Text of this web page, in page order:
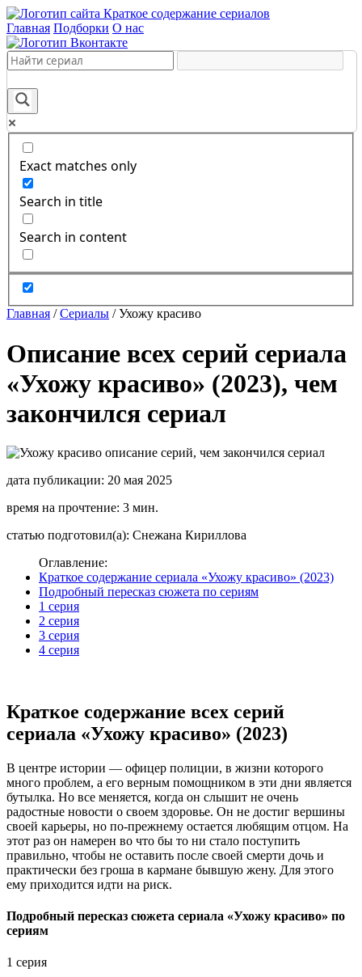
Краткое содержание сериалов
Главная Подборки О нас
Exact matches only
Search in title
Search in content
Главная /Сериалы /Ухожу красиво
Описание всех серий сериала
«Ухожу красиво» (2023), чем
закончился сериал
дата публикации: 20 мая 2025
время на прочтение: 3 мин.
статью подготовил(а): Снежана Кириллова
Оглавление:
Краткое содержание сериала «Ухожу красиво» (2023)
Подробный пересказ сюжета по сериям
1 серия
2 серия
3 серия
4 серия
Краткое содержание всех серий
сериала «Ухожу красиво» (2023)
В центре истории — офицер полиции, в жизни которого
много проблем, а его верным помощником в эти дни является
бутылка. Но все меняется, когда он слышит не очень
радостные новости о своем здоровье. Он не достиг вершины
своей карьеры, но по-прежнему остается любящим отцом. На
этот раз он намерен во что бы то ни стало поступить
правильно, чтобы не оставить после своей смерти дочь и
практически без гроша в кармане бывшую жену. Для этого
ему приходится идти на риск.
Подробный пересказ сюжета сериала «Ухожу красиво» по
сериям
1 серия